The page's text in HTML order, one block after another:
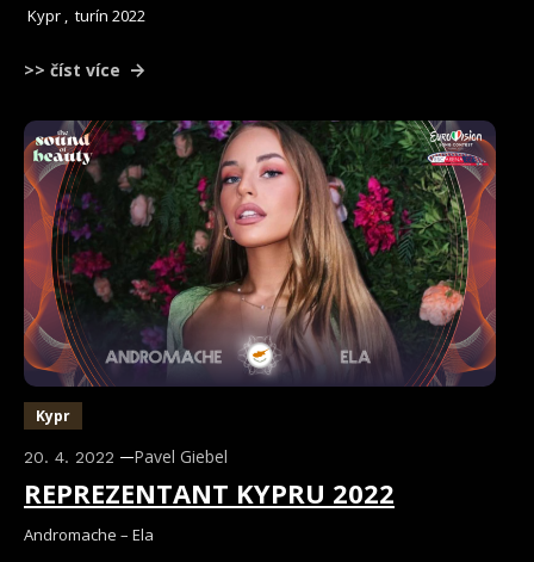
Kypr , turín 2022
>> číst více
Kypr
20. 4. 2022 Pavel Giebel
REPREZENTANT KYPRU 2022
Andromache – Ela